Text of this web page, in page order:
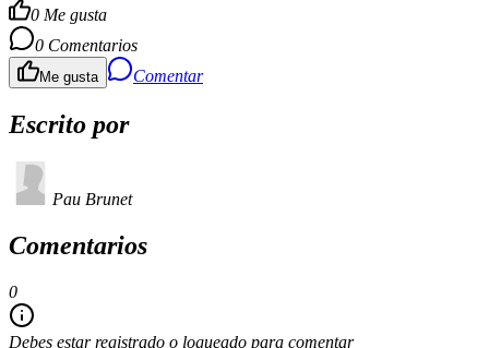
0 Me gusta
0 Comentarios
Me gusta Comentar
Escrito por
Pau Brunet
Comentarios
0
Debes estar registrado o logueado para comentar